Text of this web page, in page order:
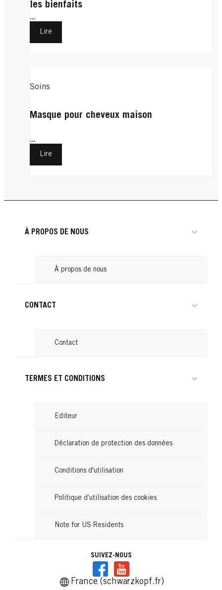
les bienfaits
...
Lire
Soins
Masque pour cheveux maison
...
Lire
À PROPOS DE NOUS
À propos de nous
CONTACT
Contact
TERMES ET CONDITIONS
Editeur
Déclaration de protection des données
Conditions d'utilisation
Politique d’utilisation des cookies
Note for US Residents
SUIVEZ-NOUS
France (schwarzkopf.fr)